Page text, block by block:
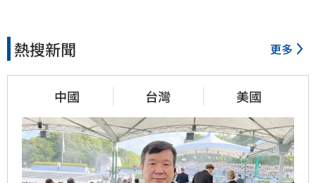
熱搜新聞 更多
中國 台灣 美國